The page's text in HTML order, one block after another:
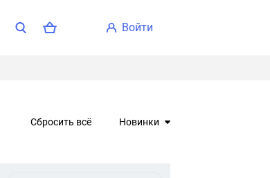
войти
Сбросить всё Новинки